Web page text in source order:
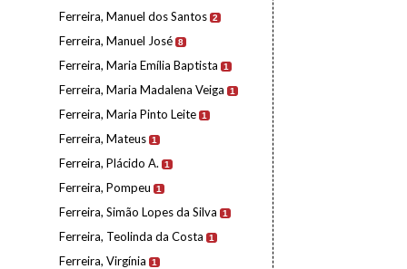
Ferreira, Manuel dos Santos 2
Ferreira, Manuel José 8
Ferreira, Maria Emília Baptista 1
Ferreira, Maria Madalena Veiga 1
Ferreira, Maria Pinto Leite 1
Ferreira, Mateus 1
Ferreira, Plácido A. 1
Ferreira, Pompeu 1
Ferreira, Simão Lopes da Silva 1
Ferreira, Teolinda da Costa 1
Ferreira, Virgínia 1